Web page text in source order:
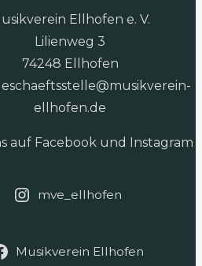
Ellhofen e. V.
Lilienweg 3
74248 Ellhofen
ellhofen.de
auf Facebook und Instagram
mve_ellhofen
Musikverein Ellhofen